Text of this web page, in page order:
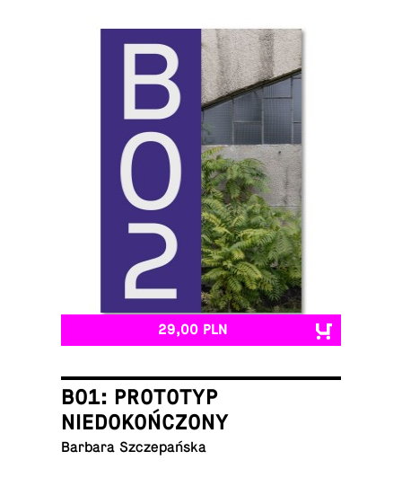
29,00 PLN
B01: PROTOTYP
NIEDOKOŃCZONY
Barbara Szczepańska